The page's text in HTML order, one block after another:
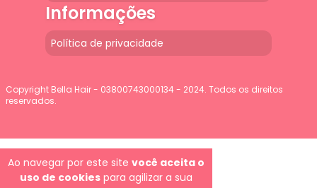
Ao navegar por este site você aceita o
uso de cookies para agilizar a sua
Informações
Política de privacidade
Copyright Bella Hair - 03800743000134 - 2024. Todos os direitos
reservados.